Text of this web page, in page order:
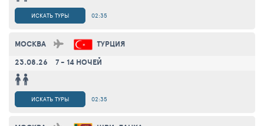
02:35
ИСКАТЬ ТУРЫ
МОСКВА
ТУРЦИЯ
23.08.26
7 - 14 НОЧЕЙ
02:35
ИСКАТЬ ТУРЫ